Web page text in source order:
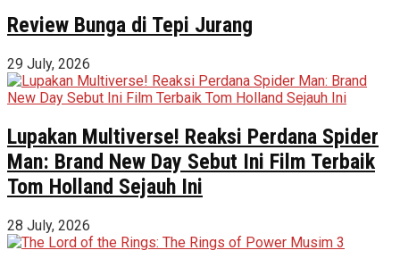
Review Bunga di Tepi Jurang
29 July, 2026
Lupakan Multiverse! Reaksi Perdana Spider
Man: Brand New Day Sebut Ini Film Terbaik
Tom Holland Sejauh Ini
28 July, 2026